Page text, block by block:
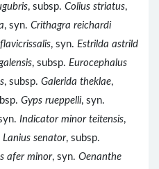
, subsp. Colius striatus,
, syn. Crithagra reichardi
, syn. Estrilda astrild
, subsp. Eurocephalus
, subsp. Galerida theklae,
Gyps rueppelli, syn.
Indicator minor teitensis,
Lanius senator, subsp.
afer minor, syn. Oenanthe